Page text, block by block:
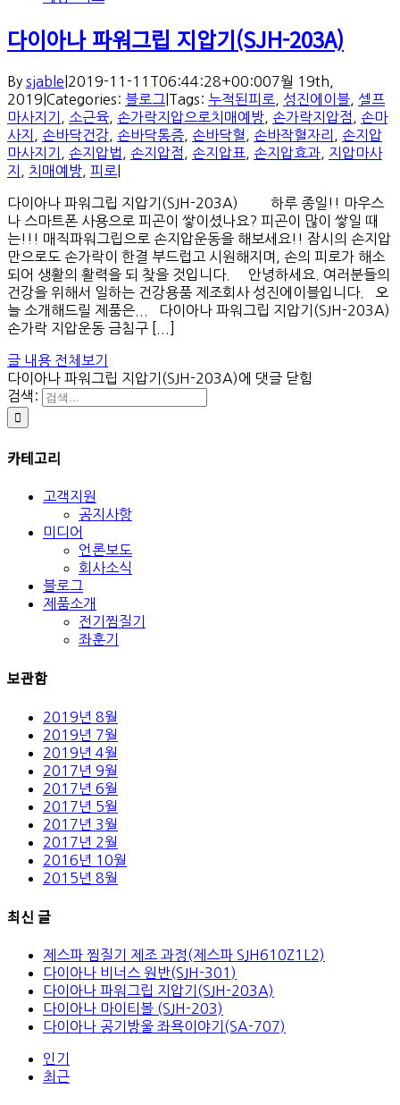
다이아나 파워그립 지압기(SJH-203A)
By sjable 2019-11-11T06:44:28+00:007월 19th,
2019 Categories: 블로그 Tags: 누적된피로 성진에이블
셀프
마사지기
소근육 손가락지압으로치매예방 손가락지압점
손마
사지
손바닥건강 손바닥통증 손바닥혈 손바작혈자리
손지압
마사지기
손지압법 손지압점 손지압표 손지압효과
지압마사
지
치매예방 피로
다이아나 파워그립 지압기(SJH-203A) 하루 종일!! 마우스
나 스마트폰 사용으로 피곤이 쌓이셨나요? 피곤이 많이 쌓일 때
는!!! 매직파워그립으로 손지압운동을 해보세요!! 잠시의 손지압
만으로도 손가락이 한결 부드럽고 시원해지며, 손의 피로가 해소
되어 생활의 활력을 되 찾을 것입니다. 안녕하세요. 여러분들의
건강을 위해서 일하는 건강용품 제조회사 성진에이블입니다. 오
늘 소개해드릴 제품은... 다이아나 파워그립 지압기(SJH-203A)
손가락 지압운동 금침구 [...]
글 내용 전체보기
다이아나 파워그립 지압기(SJH-203A)에 댓글 닫힘
검색:
카테고리
고객지원
공지사항
미디어
언론보도
회사소식
블로그
제품소개
전기찜질기
좌훈기
보관함
2019년 8월
2019년 7월
2019년 4월
2017년 9월
2017년 6월
2017년 5월
2017년 3월
2017년 2월
2016년 10월
2015년 8월
최신 글
제스파 찜질기 제조 과정(제스파 SJH610Z1L2)
다이아나 비너스 원반(SJH-301)
다이아나 파워그립 지압기(SJH-203A)
다이아나 마이티볼 (SJH-203)
다이아나 공기방울 좌욕이야기(SA-707)
인기
최근